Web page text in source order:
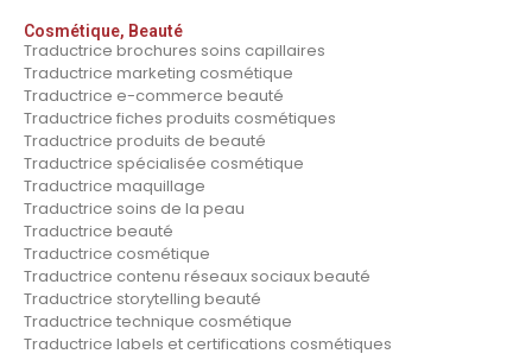
Cosmétique, Beauté
Traductrice brochures soins capillaires
Traductrice marketing cosmétique
Traductrice e-commerce beauté
Traductrice fiches produits cosmétiques
Traductrice produits de beauté
Traductrice spécialisée cosmétique
Traductrice maquillage
Traductrice soins de la peau
Traductrice beauté
Traductrice cosmétique
Traductrice contenu réseaux sociaux beauté
Traductrice storytelling beauté
Traductrice technique cosmétique
Traductrice labels et certifications cosmétiques